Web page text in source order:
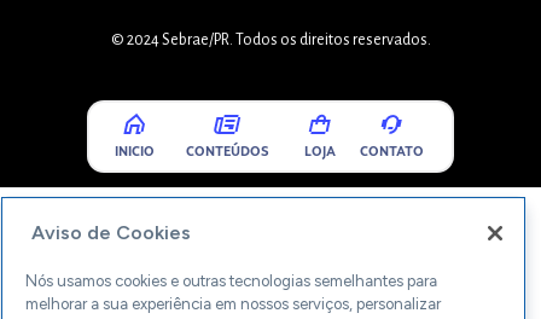
© 2024 Sebrae/PR. Todos os direitos reservados.
INICIO CONTEÚDOS LOJA CONTATO
Aviso de Cookies
Nós usamos cookies e outras tecnologias semelhantes para
melhorar a sua experiência em nossos serviços, personalizar